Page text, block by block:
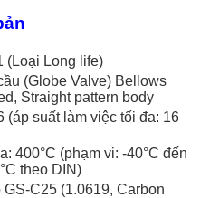
(Loại Long life)
(Globe Valve) Bellows
Straight pattern body
(áp suất làm việc tối đa: 16
400°C (phạm vi: -40°C đến
theo DIN)
GS-C25 (1.0619, Carbon